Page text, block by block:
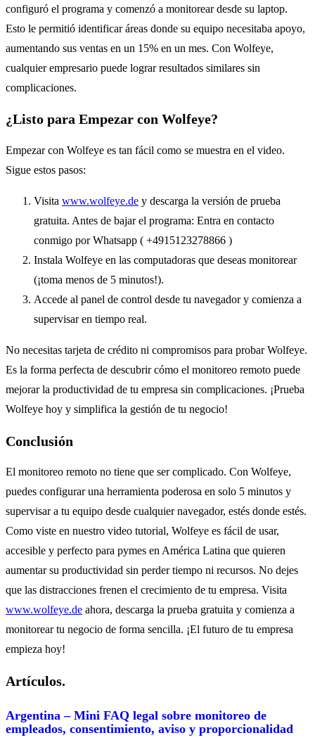
configuró el programa y comenzó a monitorear desde su laptop.
Esto le permitió identificar áreas donde su equipo necesitaba apoyo,
aumentando sus ventas en un 15% en un mes. Con Wolfeye,
cualquier empresario puede lograr resultados similares sin
complicaciones.
¿Listo para Empezar con Wolfeye?
Empezar con Wolfeye es tan fácil como se muestra en el video.
Sigue estos pasos:
Visita www.wolfeye.de y descarga la versión de prueba
gratuita. Antes de bajar el programa: Entra en contacto
conmigo por Whatsapp ( +4915123278866 )
Instala Wolfeye en las computadoras que deseas monitorear
(¡toma menos de 5 minutos!).
Accede al panel de control desde tu navegador y comienza a
supervisar en tiempo real.
No necesitas tarjeta de crédito ni compromisos para probar Wolfeye.
Es la forma perfecta de descubrir cómo el monitoreo remoto puede
mejorar la productividad de tu empresa sin complicaciones. ¡Prueba
Wolfeye hoy y simplifica la gestión de tu negocio!
Conclusión
El monitoreo remoto no tiene que ser complicado. Con Wolfeye,
puedes configurar una herramienta poderosa en solo 5 minutos y
supervisar a tu equipo desde cualquier navegador, estés donde estés.
Como viste en nuestro video tutorial, Wolfeye es fácil de usar,
accesible y perfecto para pymes en América Latina que quieren
aumentar su productividad sin perder tiempo ni recursos. No dejes
que las distracciones frenen el crecimiento de tu empresa. Visita
www.wolfeye.de ahora, descarga la prueba gratuita y comienza a
monitorear tu negocio de forma sencilla. ¡El futuro de tu empresa
empieza hoy!
Artículos.
Argentina – Mini FAQ legal sobre monitoreo de
empleados, consentimiento, aviso y proporcionalidad